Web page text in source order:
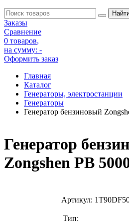
Заказы
Сравнение
0 товаров,
на сумму: -
Оформить заказ
Главная
Каталог
Генераторы, электростанции
Генераторы
Генератор бензиновый
Генератор
Zongshen PB
Артикул:
Тип: